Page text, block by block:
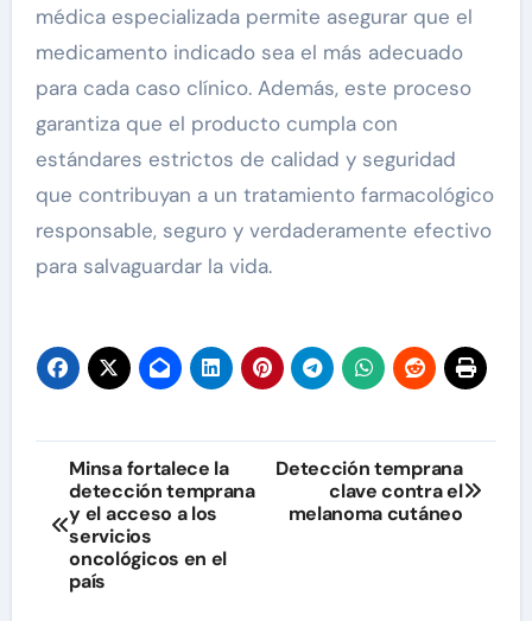
médica especializada permite asegurar que el
medicamento indicado sea el más adecuado
para cada caso clínico. Además, este proceso
garantiza que el producto cumpla con
estándares estrictos de calidad y seguridad
que contribuyan a un tratamiento farmacológico
responsable, seguro y verdaderamente efectivo
para salvaguardar la vida.
Navegación
de
entradas
Minsa fortalece la
detección temprana
y el acceso a los
servicios
oncológicos en el
país
Detección temprana
clave contra el
melanoma cutáneo